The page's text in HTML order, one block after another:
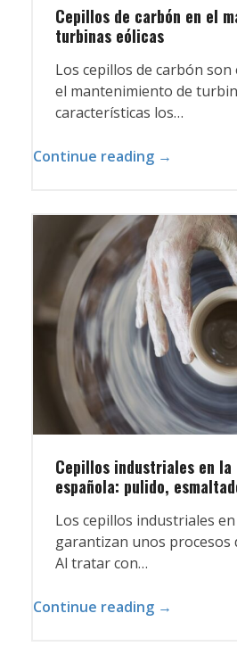
Cepillos de carbón en el
turbinas eólicas
Los cepillos de carbón son
el mantenimiento de
características los…
Continue reading →
Cepillos industriales en la
española: pulido,
Los cepillos industriales
garantizan unos procesos
Al tratar con…
Continue reading →